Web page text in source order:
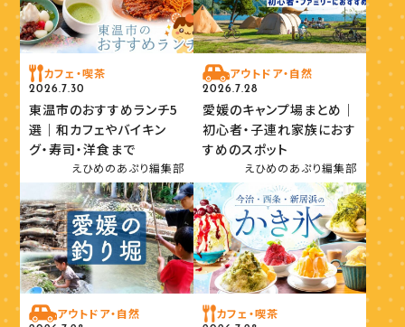
カフェ・喫茶
2026.7.30
東温市のおすすめランチ5
選｜和カフェやバイキン
グ・寿司・洋食まで
えひめのあぷり編集部
アウトドア・自然
2026.7.28
愛媛のキャンプ場まとめ｜
初心者・子連れ家族におす
すめのスポット
えひめのあぷり編集部
アウトドア・自然 カフェ・喫茶